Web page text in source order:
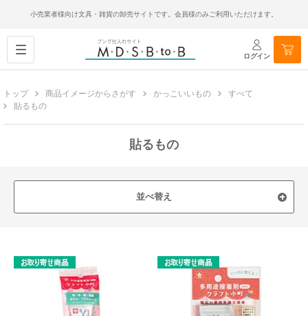
小売業者様向け文具・雑貨の卸売サイトです。会員様のみご利用いただけます。
ログイン
トップ 商品イメージからさがす かっこいいもの
すべて
貼るもの
貼るもの
並べ替え